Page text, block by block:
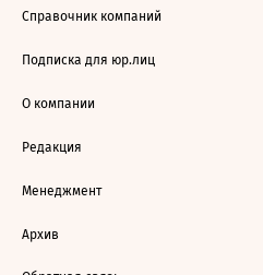
Справочник компаний
Подписка для юр.лиц
О компании
Редакция
Менеджмент
Архив